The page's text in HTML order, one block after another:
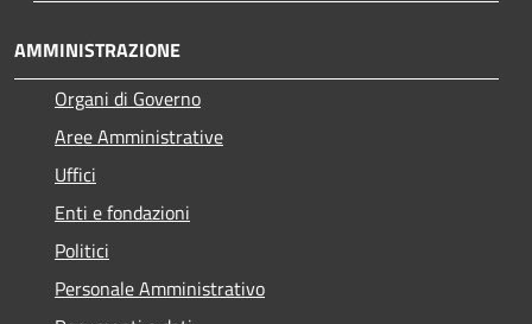
AMMINISTRAZIONE
Organi di Governo
Aree Amministrative
Uffici
Enti e fondazioni
Politici
Personale Amministrativo